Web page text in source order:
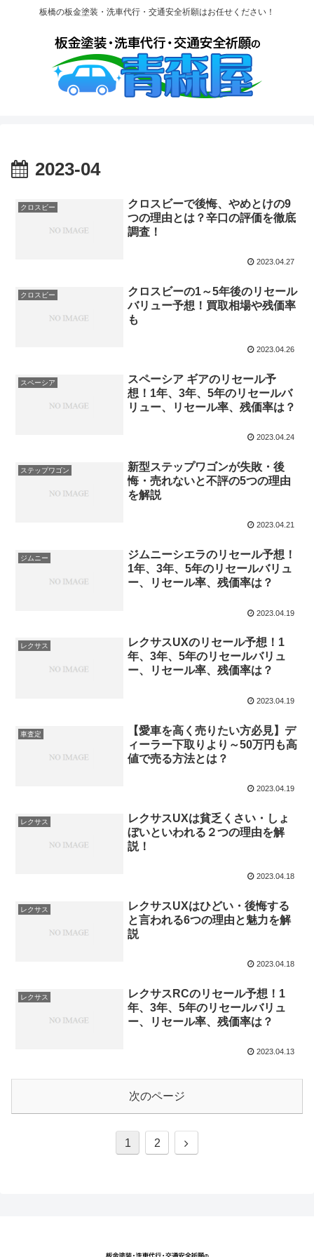
板橋の板金塗装・洗車代行・交通安全祈願はお任せください！
2023-04
クロスビー
クロスビーで後悔、やめとけの9
つの理由とは？辛口の評価を徹底
調査！
2023.04.27
クロスビー
クロスビーの1～5年後のリセール
バリュー予想！買取相場や残価率
も
2023.04.26
スペーシア
スペーシア ギアのリセール予
想！1年、3年、5年のリセールバ
リュー、リセール率、残価率は？
2023.04.24
ステップワゴン
新型ステップワゴンが失敗・後
悔・売れないと不評の5つの理由
を解説
2023.04.21
ジムニー
ジムニーシエラのリセール予想！
1年、3年、5年のリセールバリュ
ー、リセール率、残価率は？
2023.04.19
レクサス
レクサスUXのリセール予想！1
年、3年、5年のリセールバリュ
ー、リセール率、残価率は？
2023.04.19
車査定
【愛車を高く売りたい方必見】デ
ィーラー下取りより～50万円も高
値で売る方法とは？
2023.04.19
レクサス
レクサスUXは貧乏くさい・しょ
ぼいといわれる２つの理由を解
説！
2023.04.18
レクサス
レクサスUXはひどい・後悔する
と言われる6つの理由と魅力を解
説
2023.04.18
レクサス
レクサスRCのリセール予想！1
年、3年、5年のリセールバリュ
ー、リセール率、残価率は？
2023.04.13
次のページ
1 2
次